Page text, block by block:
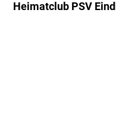
Heimatclub PSV